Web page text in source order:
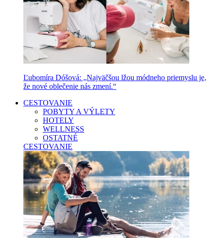
Ľubomíra Dóšová: „Najväčšou lžou módneho priemyslu je,
že nové oblečenie nás zmení.“
CESTOVANIE
POBYTY A VÝLETY
HOTELY
WELLNESS
OSTATNÉ
CESTOVANIE